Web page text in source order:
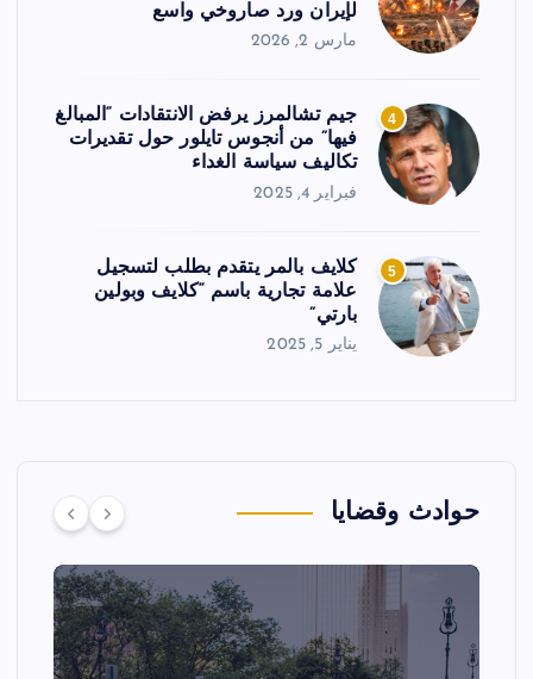
لإيران ورد صاروخي واسع
مارس 2, 2026
4
جيم تشالمرز يرفض الانتقادات “المبالغ
فيها” من أنجوس تايلور حول تقديرات
تكاليف سياسة الغداء
فبراير 4, 2025
5
كلايف بالمر يتقدم بطلب لتسجيل
علامة تجارية باسم “كلايف وبولين
بارتي”
يناير 5, 2025
حوادث وقضايا